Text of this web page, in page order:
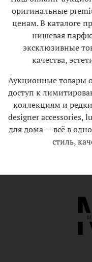
оригинальные
ценам. В каталоге
нишевая
эксклюзивные
качества,
Аукционные товары
доступ к
коллекциям и
designer accessories,
для дома — всё в
стиль,